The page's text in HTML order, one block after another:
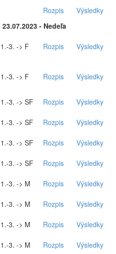
Rozpis
Výsledky
23.07.2023 - Nedeľa
1.-3. -> F Rozpis Výsledky
1.-3. -> F Rozpis Výsledky
1.-3. -> SF Rozpis Výsledky
1.-3. -> SF Rozpis Výsledky
1.-3. -> SF Rozpis Výsledky
1.-3. -> SF Rozpis Výsledky
1.-3. -> M Rozpis Výsledky
1.-3. -> M Rozpis Výsledky
1.-3. -> M Rozpis Výsledky
1.-3. -> M Rozpis Výsledky